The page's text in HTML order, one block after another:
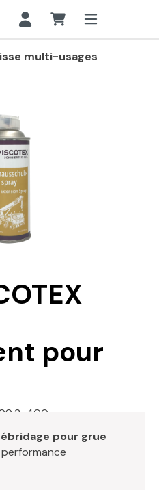
multi-usages
pour
400
pour grue